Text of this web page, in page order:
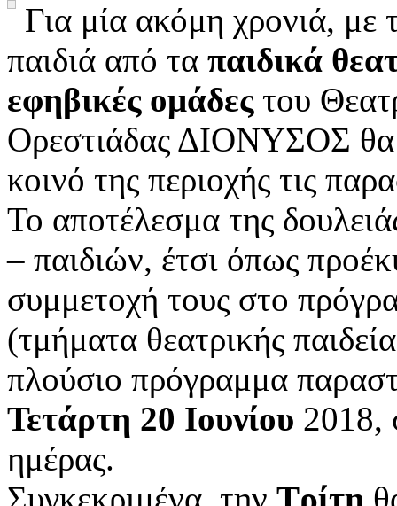
Για μία ακόμη χρονιά, με
παιδιά από τα παιδικά
εφηβικές ομάδεςτου
Ορεστιάδας ΔΙΟΝΥΣΟΣ θα
κοινό της περιοχής τις
Το αποτέλεσμα της
– παιδιών, έτσι όπως
συμμετοχή τους στο
(τμήματα θεατρικής
πλούσιο πρόγραμμα
Τετάρτη 20 Ιουνίου 2018,
ημέρας.